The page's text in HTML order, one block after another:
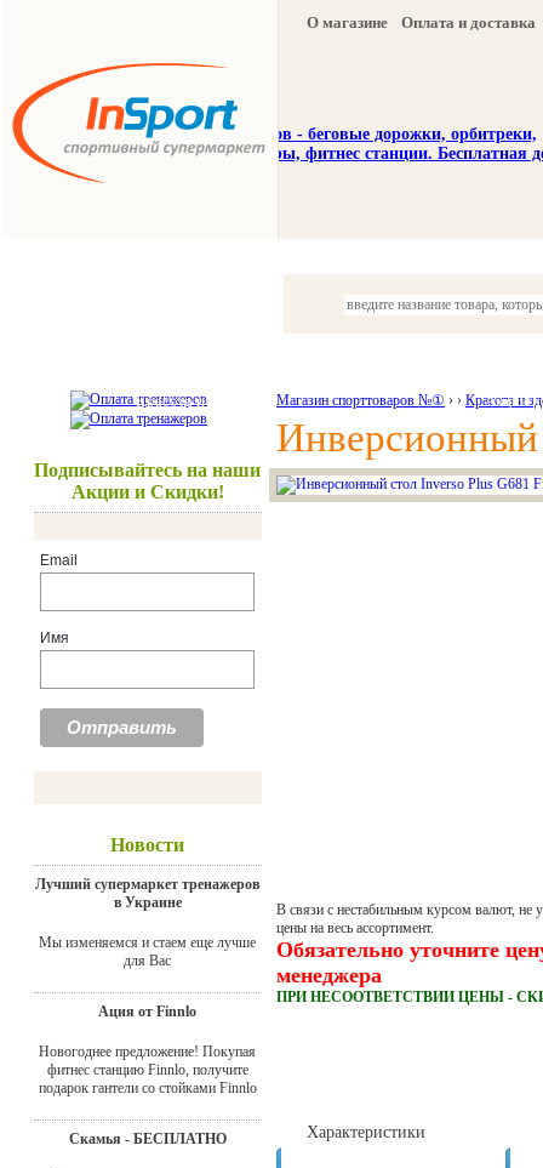
О магазине Оплата и доставка
Красота и здоровье Акции и
Подписывайтесь на наши
Акции и Скидки!
Email
Имя
Новости
Лучший супермаркет тренажеров
в Украине
Мы изменяемся и стаем еще лучше
для Вас
Ация от Finnlo
Новогоднее предложение! Покупая
фитнес станцию Finnlo, получите
подарок гантели со стойками Finnlo
Скамья - БЕСПЛАТНО
Магазин спорттоваров №① › › Красота и
Инверсионный
В связи с нестабильным курсом валют, не
цены на весь ассортимент.
Обязательно уточните
менеджера
ПРИ НЕСООТВЕТСТВИИ ЦЕНЫ -
Характеристики